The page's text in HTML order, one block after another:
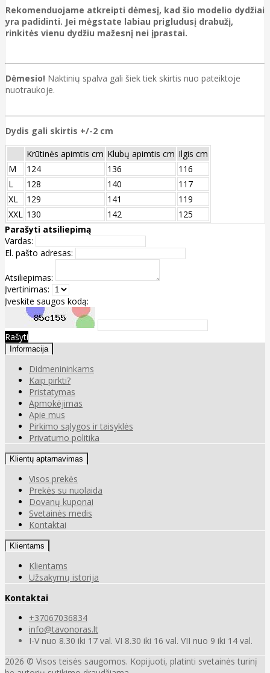
Rekomenduojame atkreipti dėmesį, kad šio modelio dydžiai
yra padidinti. Jei mėgstate labiau prigludusį drabužį,
rinkitės vienu dydžiu mažesnį nei įprastai.
Dėmesio! Naktinių spalva gali šiek tiek skirtis nuo pateiktoje
nuotraukoje.
Dydis gali skirtis +/-2 cm
Krūtinės apimtis cm Klubų apimtis cm Ilgis cm
M
124 136
116
L
128 140
117
XL
129 141
119
XXL 130 142
125
Parašyti atsiliepimą
Vardas:
El. pašto adresas:
Atsiliepimas:
Įvertinimas:
Įveskite saugos kodą:
Rašyti
Informacija
Didmenininkams
Kaip pirkti?
Pristatymas
Apmokėjimas
Apie mus
Pirkimo sąlygos ir taisyklės
Privatumo politika
Klientų aptarnavimas
Visos prekės
Prekės su nuolaida
Dovanų kuponai
Svetainės medis
Kontaktai
Klientams
Klientams
Užsakymų istorija
Kontaktai
+37067036834
info@tavonoras.lt
I-V nuo 8.30 iki 17 val. VI 8.30 iki 16 val. VII nuo 9 iki 14 val.
2026 © Visos teisės saugomos. Kopijuoti, platinti svetainės turinį